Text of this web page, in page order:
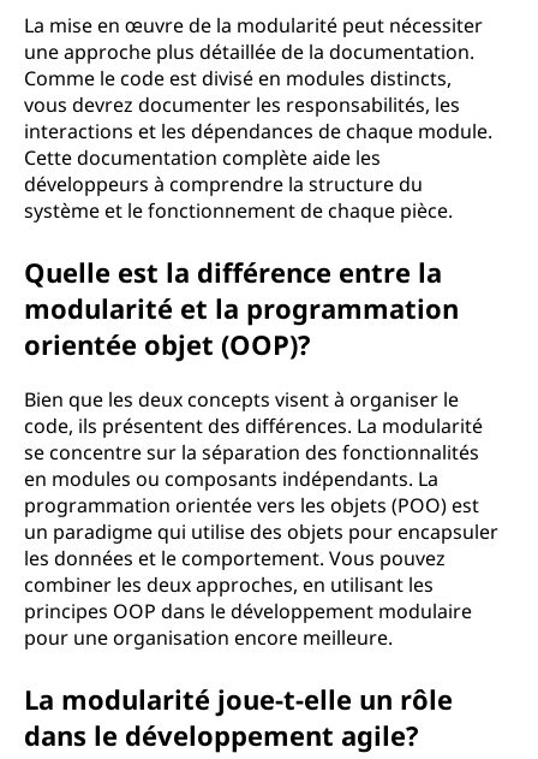
La mise en œuvre de la modularité peut nécessiter
une approche plus détaillée de la documentation.
Comme le code est divisé en modules distincts,
vous devrez documenter les responsabilités, les
interactions et les dépendances de chaque module.
Cette documentation complète aide les
développeurs à comprendre la structure du
système et le fonctionnement de chaque pièce.
Quelle est la différence entre la
modularité et la programmation
orientée objet (OOP)?
Bien que les deux concepts visent à organiser le
code, ils présentent des différences. La modularité
se concentre sur la séparation des fonctionnalités
en modules ou composants indépendants. La
programmation orientée vers les objets (POO) est
un paradigme qui utilise des objets pour encapsuler
les données et le comportement. Vous pouvez
combiner les deux approches, en utilisant les
principes OOP dans le développement modulaire
pour une organisation encore meilleure.
La modularité joue-t-elle un rôle
dans le développement agile?